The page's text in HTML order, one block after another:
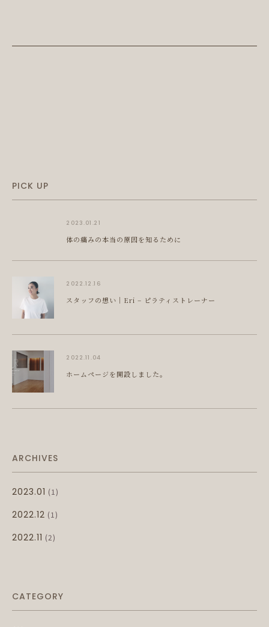
PICK UP
2023.01.21
体の痛みの本当の原因を知るために
2022.12.16
スタッフの想い｜Eri – ピラティストレーナー
2022.11.04
ホームページを開設しました。
ARCHIVES
2023.01 (1)
2022.12 (1)
2022.11 (2)
CATEGORY